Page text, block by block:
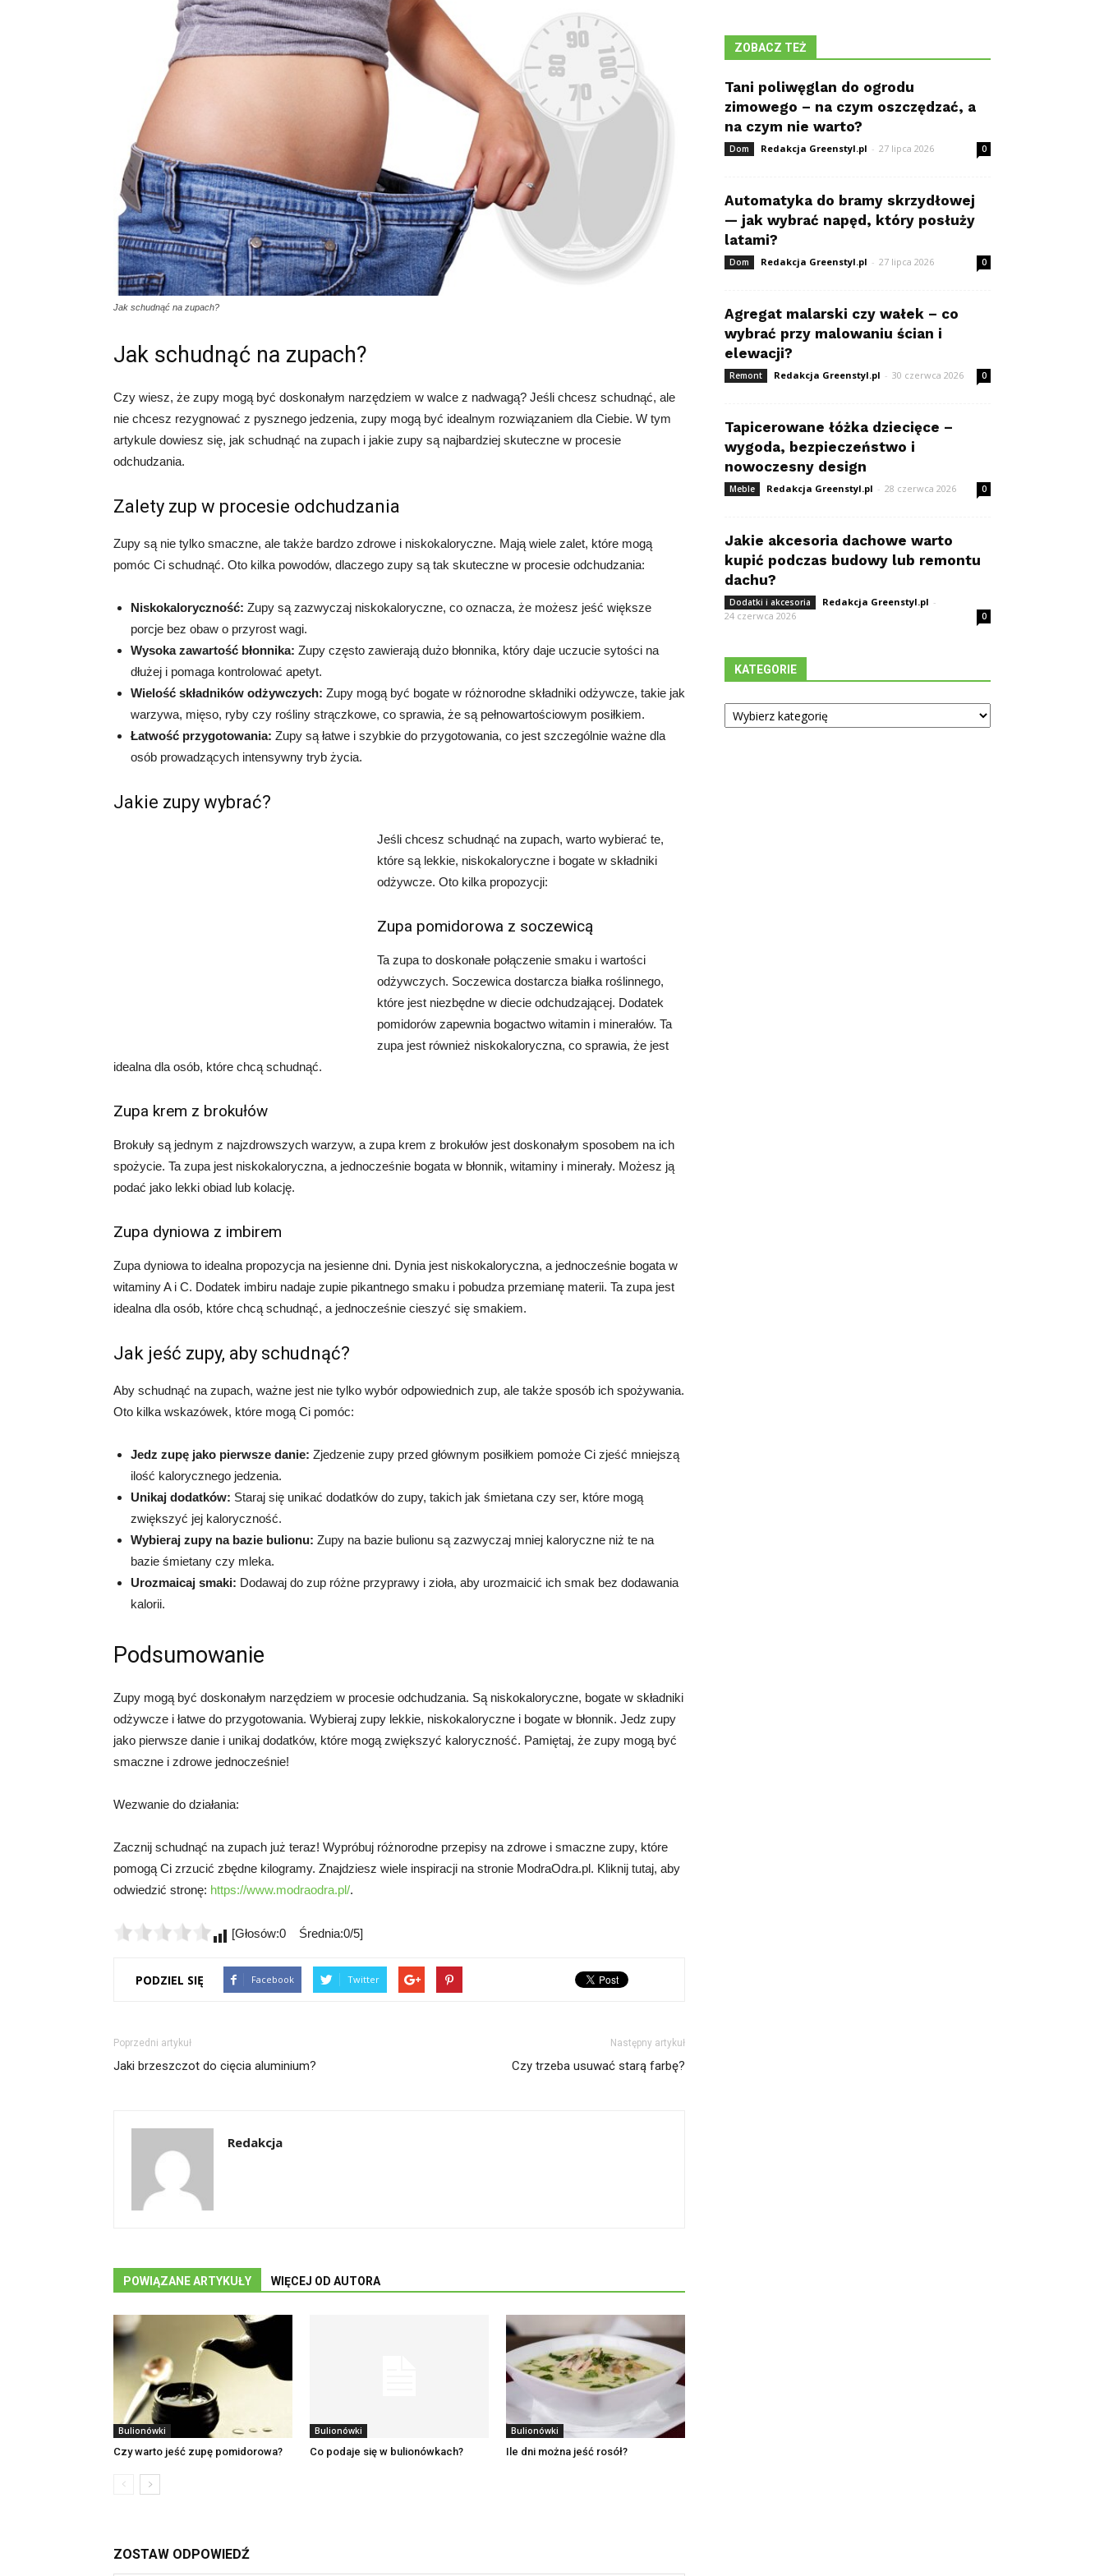
Jak schudnąć na zupach?
Jak schudnąć na zupach?
Czy wiesz, że zupy mogą być doskonałym narzędziem w walce z nadwagą? Jeśli chcesz schudnąć, ale
nie chcesz rezygnować z pysznego jedzenia, zupy mogą być idealnym rozwiązaniem dla Ciebie. W tym
artykule dowiesz się, jak schudnąć na zupach i jakie zupy są najbardziej skuteczne w procesie
odchudzania.
Zalety zup w procesie odchudzania
Zupy są nie tylko smaczne, ale także bardzo zdrowe i niskokaloryczne. Mają wiele zalet, które mogą
pomóc Ci schudnąć. Oto kilka powodów, dlaczego zupy są tak skuteczne w procesie odchudzania:
Niskokaloryczność: Zupy są zazwyczaj niskokaloryczne, co oznacza, że możesz jeść większe
porcje bez obaw o przyrost wagi.
Wysoka zawartość błonnika: Zupy często zawierają dużo błonnika, który daje uczucie sytości na
dłużej i pomaga kontrolować apetyt.
Wielość składników odżywczych: Zupy mogą być bogate w różnorodne składniki odżywcze, takie jak
warzywa, mięso, ryby czy rośliny strączkowe, co sprawia, że są pełnowartościowym posiłkiem.
Łatwość przygotowania: Zupy są łatwe i szybkie do przygotowania, co jest szczególnie ważne dla
osób prowadzących intensywny tryb życia.
Jakie zupy wybrać?
Jeśli chcesz schudnąć na zupach, warto wybierać te,
które są lekkie, niskokaloryczne i bogate w składniki
odżywcze. Oto kilka propozycji:
Zupa pomidorowa z soczewicą
Ta zupa to doskonałe połączenie smaku i wartości
odżywczych. Soczewica dostarcza białka roślinnego,
które jest niezbędne w diecie odchudzającej. Dodatek
pomidorów zapewnia bogactwo witamin i minerałów. Ta
zupa jest również niskokaloryczna, co sprawia, że jest
idealna dla osób, które chcą schudnąć.
Zupa krem z brokułów
Brokuły są jednym z najzdrowszych warzyw, a zupa krem z brokułów jest doskonałym sposobem na ich
spożycie. Ta zupa jest niskokaloryczna, a jednocześnie bogata w błonnik, witaminy i minerały. Możesz ją
podać jako lekki obiad lub kolację.
Zupa dyniowa z imbirem
Zupa dyniowa to idealna propozycja na jesienne dni. Dynia jest niskokaloryczna, a jednocześnie bogata w
witaminy A i C. Dodatek imbiru nadaje zupie pikantnego smaku i pobudza przemianę materii. Ta zupa jest
idealna dla osób, które chcą schudnąć, a jednocześnie cieszyć się smakiem.
Jak jeść zupy, aby schudnąć?
Aby schudnąć na zupach, ważne jest nie tylko wybór odpowiednich zup, ale także sposób ich spożywania.
Oto kilka wskazówek, które mogą Ci pomóc:
Jedz zupę jako pierwsze danie: Zjedzenie zupy przed głównym posiłkiem pomoże Ci zjeść mniejszą
ilość kalorycznego jedzenia.
Unikaj dodatków: Staraj się unikać dodatków do zupy, takich jak śmietana czy ser, które mogą
zwiększyć jej kaloryczność.
Wybieraj zupy na bazie bulionu: Zupy na bazie bulionu są zazwyczaj mniej kaloryczne niż te na
bazie śmietany czy mleka.
Urozmaicaj smaki: Dodawaj do zup różne przyprawy i zioła, aby urozmaicić ich smak bez dodawania
kalorii.
Podsumowanie
Zupy mogą być doskonałym narzędziem w procesie odchudzania. Są niskokaloryczne, bogate w składniki
odżywcze i łatwe do przygotowania. Wybieraj zupy lekkie, niskokaloryczne i bogate w błonnik. Jedz zupy
jako pierwsze danie i unikaj dodatków, które mogą zwiększyć kaloryczność. Pamiętaj, że zupy mogą być
smaczne i zdrowe jednocześnie!
Wezwanie do działania:
Zacznij schudnąć na zupach już teraz! Wypróbuj różnorodne przepisy na zdrowe i smaczne zupy, które
pomogą Ci zrzucić zbędne kilogramy. Znajdziesz wiele inspiracji na stronie ModraOdra.pl. Kliknij tutaj, aby
odwiedzić stronę: https://www.modraodra.pl/.
[Głosów:0 Średnia:0/5]
PODZIEL SIĘ Facebook Twitter
Poprzedni artykuł
Jaki brzeszczot do cięcia aluminium?
Następny artykuł
Czy trzeba usuwać starą farbę?
Redakcja
POWIĄZANE ARTYKUŁY WIĘCEJ OD AUTORA
Bulionówki
Czy warto jeść zupę pomidorowa?
Bulionówki
Co podaje się w bulionówkach?
Bulionówki
Ile dni można jeść rosół?
ZOSTAW ODPOWIEDŹ
ZOBACZ TEŻ
Tani poliwęglan do ogrodu
zimowego – na czym oszczędzać, a
na czym nie warto?
Dom Redakcja Greenstyl.pl - 27 lipca 2026 0
Automatyka do bramy skrzydłowej
— jak wybrać napęd, który posłuży
latami?
Dom Redakcja Greenstyl.pl - 27 lipca 2026 0
Agregat malarski czy wałek – co
wybrać przy malowaniu ścian i
elewacji?
Remont Redakcja Greenstyl.pl - 30 czerwca 2026 0
Tapicerowane łóżka dziecięce –
wygoda, bezpieczeństwo i
nowoczesny design
Meble Redakcja Greenstyl.pl - 28 czerwca 2026 0
Jakie akcesoria dachowe warto
kupić podczas budowy lub remontu
dachu?
Dodatki i akcesoria Redakcja Greenstyl.pl -
24 czerwca 2026
0
KATEGORIE
Kategorie